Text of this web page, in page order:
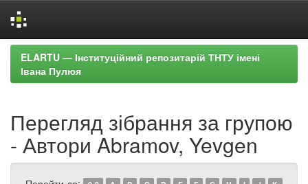
Skip
navigation
ELARTU — Інституційний репозитарій ТНТУ імені
Івана Пулюя
Перегляд зібрання за групою
- Автори Abramov, Yevgen